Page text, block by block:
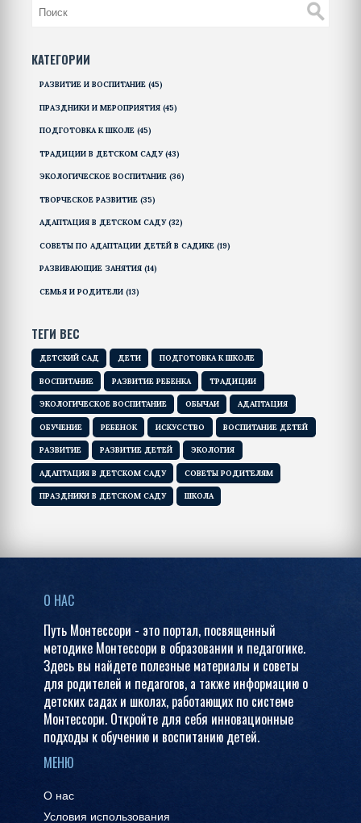
КАТЕГОРИИ
РАЗВИТИЕ И ВОСПИТАНИЕ (45)
ПРАЗДНИКИ И МЕРОПРИЯТИЯ (45)
ПОДГОТОВКА К ШКОЛЕ (45)
ТРАДИЦИИ В ДЕТСКОМ САДУ(43)
ЭКОЛОГИЧЕСКОЕ ВОСПИТАНИЕ (36)
ТВОРЧЕСКОЕ РАЗВИТИЕ (35)
АДАПТАЦИЯ В ДЕТСКОМ САДУ(32)
СОВЕТЫ ПО АДАПТАЦИИ ДЕТЕЙ В САДИКЕ (19)
РАЗВИВАЮЩИЕ ЗАНЯТИЯ (14)
СЕМЬЯ И РОДИТЕЛИ (13)
ТЕГИ ВЕС
ДЕТСКИЙ САД ДЕТИ ПОДГОТОВКА К ШКОЛЕ
ВОСПИТАНИЕ РАЗВИТИЕ РЕБЕНКА ТРАДИЦИИ
ЭКОЛОГИЧЕСКОЕ ВОСПИТАНИЕ ОБЫЧАИ АДАПТАЦИЯ
ОБУЧЕНИЕ РЕБЕНОК ИСКУССТВО ВОСПИТАНИЕ ДЕТЕЙ
РАЗВИТИЕ РАЗВИТИЕ ДЕТЕЙ ЭКОЛОГИЯ
АДАПТАЦИЯ В ДЕТСКОМ САДУ СОВЕТЫ РОДИТЕЛЯМ
ПРАЗДНИКИ В ДЕТСКОМ САДУ ШКОЛА
О НАС
Путь Монтессори - это портал, посвященный
методике Монтессори в образовании и педагогике.
Здесь вы найдете полезные материалы и советы
для родителей и педагогов, а также информацию о
детских садах и школах, работающих по системе
Монтессори. Откройте для себя инновационные
подходы к обучению и воспитанию детей.
МЕНЮ
О нас
Условия использования